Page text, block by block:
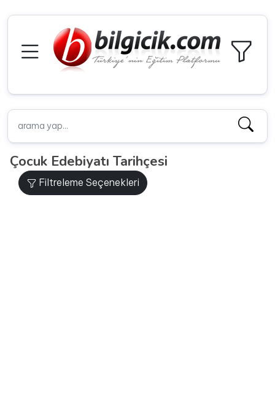
Çocuk Edebiyatı Tarihçesi
Filtreleme Seçenekleri